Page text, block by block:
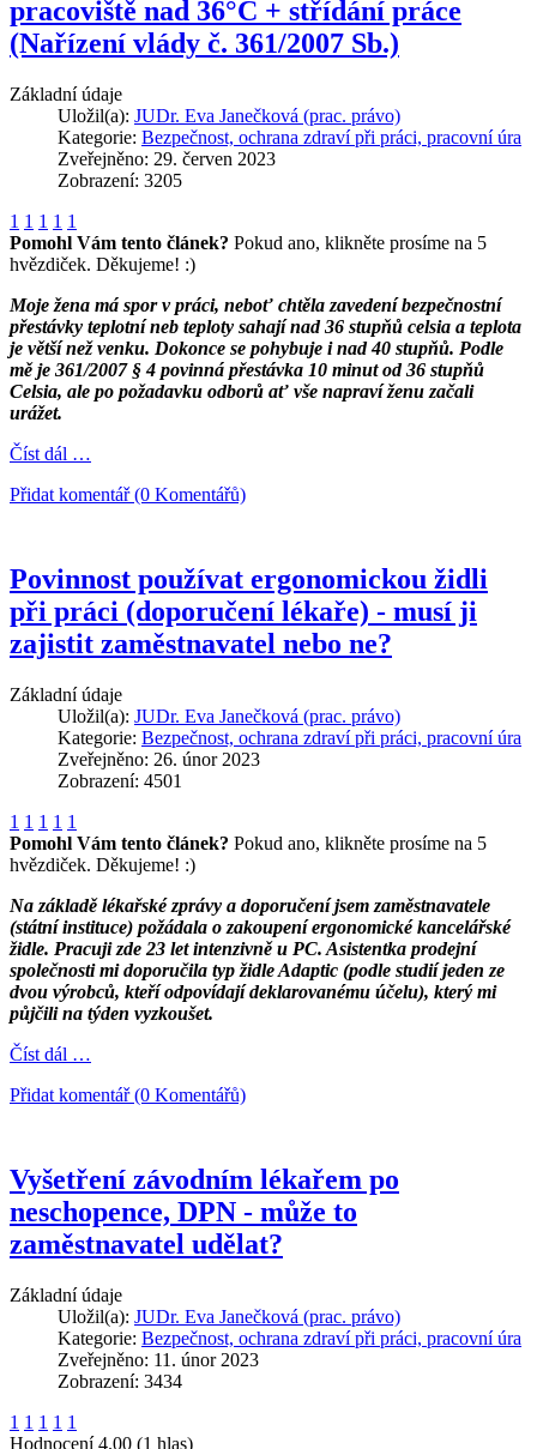
pracoviště nad 36°C + střídání práce
(Nařízení vlády č. 361/2007 Sb.)
Základní údaje
Uložil(a): JUDr. Eva Janečková (prac. právo)
Kategorie: Bezpečnost, ochrana zdraví při práci, pracovní úra
Zveřejněno: 29. červen 2023
Zobrazení: 3205
1 1 1 1 1
Pomohl Vám tento článek? Pokud ano, klikněte prosíme na 5
hvězdiček. Děkujeme! :)
Moje žena má spor v práci, neboť chtěla zavedení bezpečnostní
přestávky teplotní neb teploty sahají nad 36 stupňů celsia a teplota
je větší než venku. Dokonce se pohybuje i nad 40 stupňů. Podle
mě je 361/2007 § 4 povinná přestávka 10 minut od 36 stupňů
Celsia, ale po požadavku odborů ať vše napraví ženu začali
urážet.
Číst dál …
Přidat komentář (0 Komentářů)
Povinnost používat ergonomickou židli
při práci (doporučení lékaře) - musí ji
zajistit zaměstnavatel nebo ne?
Základní údaje
Uložil(a): JUDr. Eva Janečková (prac. právo)
Kategorie: Bezpečnost, ochrana zdraví při práci, pracovní úra
Zveřejněno: 26. únor 2023
Zobrazení: 4501
1 1 1 1 1
Pomohl Vám tento článek? Pokud ano, klikněte prosíme na 5
hvězdiček. Děkujeme! :)
Na základě lékařské zprávy a doporučení jsem zaměstnavatele
(státní instituce) požádala o zakoupení ergonomické kancelářské
židle. Pracuji zde 23 let intenzivně u PC. Asistentka prodejní
společnosti mi doporučila typ židle Adaptic (podle studií jeden ze
dvou výrobců, kteří odpovídají deklarovanému účelu), který mi
půjčili na týden vyzkoušet.
Číst dál …
Přidat komentář (0 Komentářů)
Vyšetření závodním lékařem po
neschopence, DPN - může to
zaměstnavatel udělat?
Základní údaje
Uložil(a): JUDr. Eva Janečková (prac. právo)
Kategorie: Bezpečnost, ochrana zdraví při práci, pracovní úra
Zveřejněno: 11. únor 2023
Zobrazení: 3434
1 1 1 1 1
Hodnocení 4.00 (1 hlas)